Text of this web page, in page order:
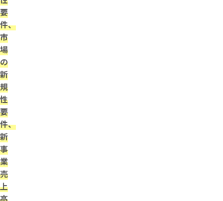
要
件、
市
場
の
新
規
性
要
件、
新
事
業
売
上
高